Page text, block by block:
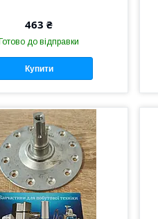
463 ₴
Готово до відправки
Купити